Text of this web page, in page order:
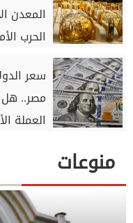
المعدن
الحرب
مصر.. هل
العملة
منوعات